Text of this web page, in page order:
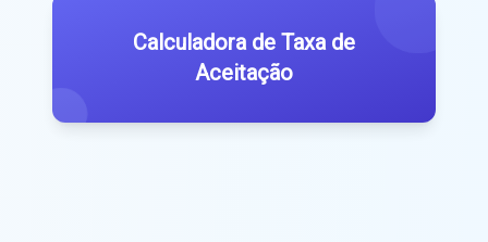
Calculadora de Taxa de
Aceitação